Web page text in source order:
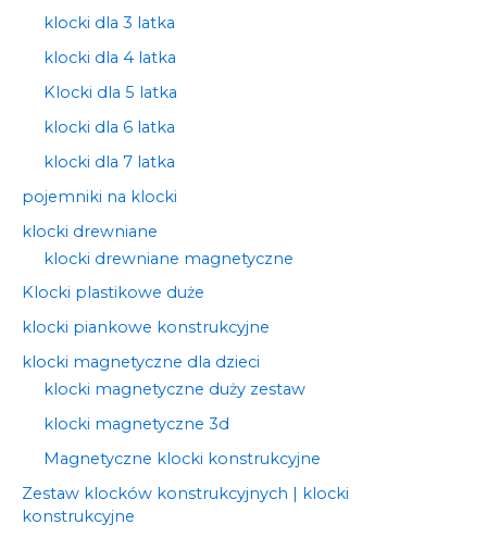
klocki dla 3 latka
klocki dla 4 latka
Klocki dla 5 latka
klocki dla 6 latka
klocki dla 7 latka
pojemniki na klocki
klocki drewniane
klocki drewniane magnetyczne
Klocki plastikowe duże
klocki piankowe konstrukcyjne
klocki magnetyczne dla dzieci
klocki magnetyczne duży zestaw
klocki magnetyczne 3d
Magnetyczne klocki konstrukcyjne
Zestaw klocków konstrukcyjnych | klocki
konstrukcyjne